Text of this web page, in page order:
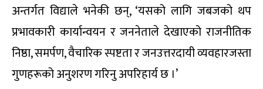
अन्तर्गत विद्याले भनेकी छन्, ‘यसको लागि जबजको थप
प्रभावकारी कार्यान्वयन र जननेताले देखाएको राजनीतिक
निष्ठा, समर्पण, वैचारिक स्पष्टता र जनउत्तरदायी व्यवहारजस्ता
गुणहरूको अनुशरण गरिनु अपरिहार्य छ ।’